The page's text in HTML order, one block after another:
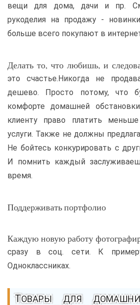
вещи для дома, дачи и пр.
рукоделия на продажу -
больше всего покупают в
Делать то, что любишь, и
это счастье.Никогда не
дешево. Просто потому, что
комфорте домашней
клиенту право платить
услуги. Также не должны
Не бойтесь конкурировать с
И помнить каждый
время.
Поддерживать портфолио
Каждую новую работу
сразу в соц. сети. К
Одноклассниках.
ТОВАРЫ ДЛЯ ДОМАШНИХ ЖИВОТНЫХ